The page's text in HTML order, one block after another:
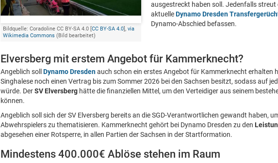
Bildquelle: Coradoline CC BY-SA 4.0 [CC BY-SA 4.0], via
Wikimedia Commons (Bild bearbeitet)
ausgestreckt haben soll. Jedenfalls streut
aktuelleDynamo Dresden
Dynamo-Abschied befassen.
Elversberg mit erstem Angebot für Kammerknecht?
Angeblich sollDynamo Dresdenauch schon ein erstes Angebot für Kammerknecht erhalten
Singhalese noch einen Vertrag bis zum Sommer 2026 bei den Sachsen besitzt, sodass auf
würde. DerSV Elversberg hätte die finanziellen Mittel, um den Verteidiger aus seinem
können.
Angeblich soll sich der SV Elversberg bereits an die SGD-Verantwortlichen gewandt haben,
Abwehrspielers zu thematisieren. Kammerknecht gehört bei Dynamo Dresden zu den
abgesehen einer Rotsperre, in allen Partien der Sachsen in der Startformation.
Mindestens 400.000€ Ablöse stehen im Raum